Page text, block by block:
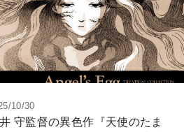
10/30
守監督の異色作『天使のたま